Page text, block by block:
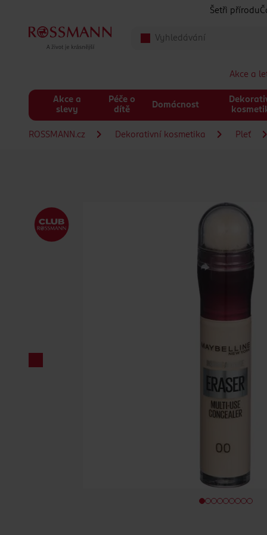
Šetři přírodu
Akce a
Akce a
slevy
Péče o
dítě
Domácnost
ROSSMANN.cz Dekorativní kosmetika Pleť